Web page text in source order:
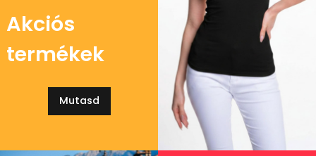
Akciós
termékek
Mutasd